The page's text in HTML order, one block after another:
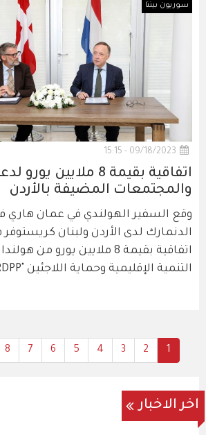
سوريون بيننا
09/18/2023 - 15:15
اتفاقية بقيمة 8 ملايين
والمجتمعات المضيفة بالأردن
وقع السفير الهولندي في عمان هاري
الدنمارك لدى الأردن ولبنان كريستوفر
اتفاقية بقيمة 8 ملايين يورو
التنمية الإقليمية وحماية اللاجئين "RDPP". وقالت
Pagination
Current
page
1
All
Content
2
All
Content
3
All
Content
4
All
Content
5
All
Content
6
All
7
All
8
اخر الاخبار